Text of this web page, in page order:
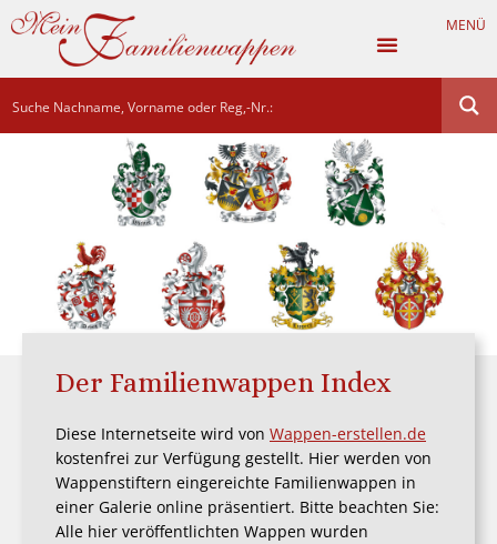
MENÜ
Der Familienwappen Index
Diese Internetseite wird von Wappen-erstellen.de
kostenfrei zur Verfügung gestellt. Hier werden von
Wappenstiftern eingereichte Familienwappen in
einer Galerie online präsentiert. Bitte beachten Sie:
Alle hier veröffentlichten Wappen wurden